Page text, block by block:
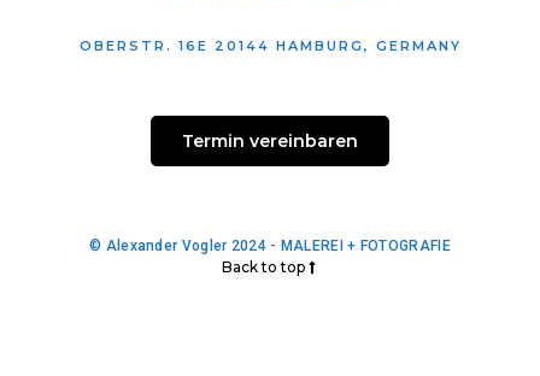
OBERSTR. 16E 20144 HAMBURG, GERMANY
Termin vereinbaren
© Alexander Vogler 2024 - MALEREI + FOTOGRAFIE
Back to top